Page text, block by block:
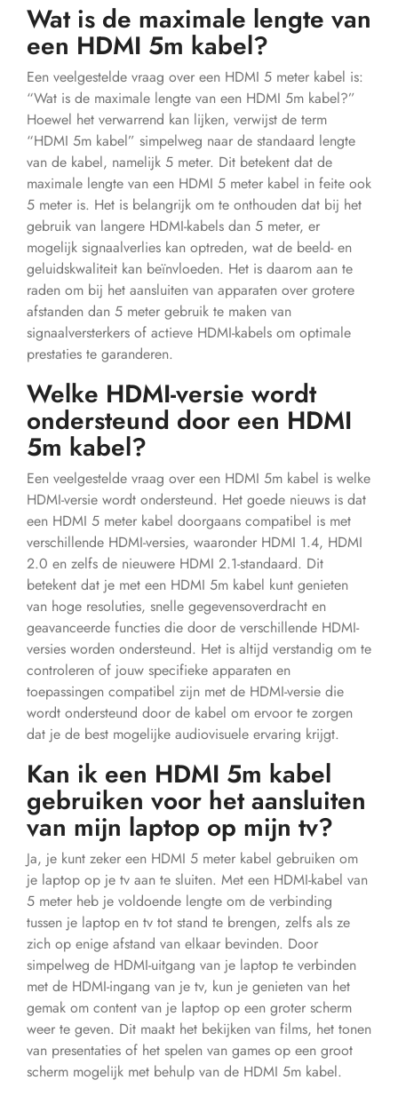
Wat is de maximale lengte van
een HDMI 5m kabel?
Een veelgestelde vraag over een HDMI 5 meter kabel is:
“Wat is de maximale lengte van een HDMI 5m kabel?”
Hoewel het verwarrend kan lijken, verwijst de term
“HDMI 5m kabel” simpelweg naar de standaard lengte
van de kabel, namelijk 5 meter. Dit betekent dat de
maximale lengte van een HDMI 5 meter kabel in feite ook
5 meter is. Het is belangrijk om te onthouden dat bij het
gebruik van langere HDMI-kabels dan 5 meter, er
mogelijk signaalverlies kan optreden, wat de beeld- en
geluidskwaliteit kan beïnvloeden. Het is daarom aan te
raden om bij het aansluiten van apparaten over grotere
afstanden dan 5 meter gebruik te maken van
signaalversterkers of actieve HDMI-kabels om optimale
prestaties te garanderen.
Welke HDMI-versie wordt
ondersteund door een HDMI
5m kabel?
Een veelgestelde vraag over een HDMI 5m kabel is welke
HDMI-versie wordt ondersteund. Het goede nieuws is dat
een HDMI 5 meter kabel doorgaans compatibel is met
verschillende HDMI-versies, waaronder HDMI 1.4, HDMI
2.0 en zelfs de nieuwere HDMI 2.1-standaard. Dit
betekent dat je met een HDMI 5m kabel kunt genieten
van hoge resoluties, snelle gegevensoverdracht en
geavanceerde functies die door de verschillende HDMI-
versies worden ondersteund. Het is altijd verstandig om te
controleren of jouw specifieke apparaten en
toepassingen compatibel zijn met de HDMI-versie die
wordt ondersteund door de kabel om ervoor te zorgen
dat je de best mogelijke audiovisuele ervaring krijgt.
Kan ik een HDMI 5m kabel
gebruiken voor het aansluiten
van mijn laptop op mijn tv?
Ja, je kunt zeker een HDMI 5 meter kabel gebruiken om
je laptop op je tv aan te sluiten. Met een HDMI-kabel van
5 meter heb je voldoende lengte om de verbinding
tussen je laptop en tv tot stand te brengen, zelfs als ze
zich op enige afstand van elkaar bevinden. Door
simpelweg de HDMI-uitgang van je laptop te verbinden
met de HDMI-ingang van je tv, kun je genieten van het
gemak om content van je laptop op een groter scherm
weer te geven. Dit maakt het bekijken van films, het tonen
van presentaties of het spelen van games op een groot
scherm mogelijk met behulp van de HDMI 5m kabel.